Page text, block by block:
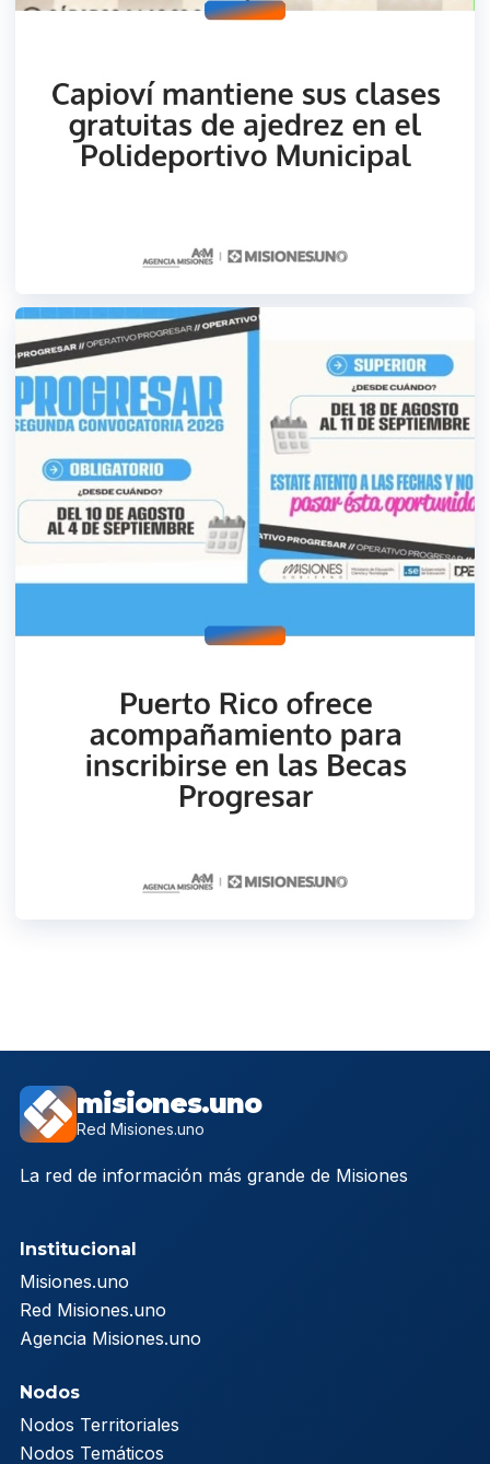
misiones.uno
Red Misiones.uno
La red de información más grande de Misiones
Institucional
Misiones.uno
Red Misiones.uno
Agencia Misiones.uno
Nodos
Nodos Territoriales
Nodos Temáticos